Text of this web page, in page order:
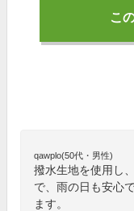
こ
qawplo(50代・男性)
撥水生地を使用し
で、雨の日も安心
ます。